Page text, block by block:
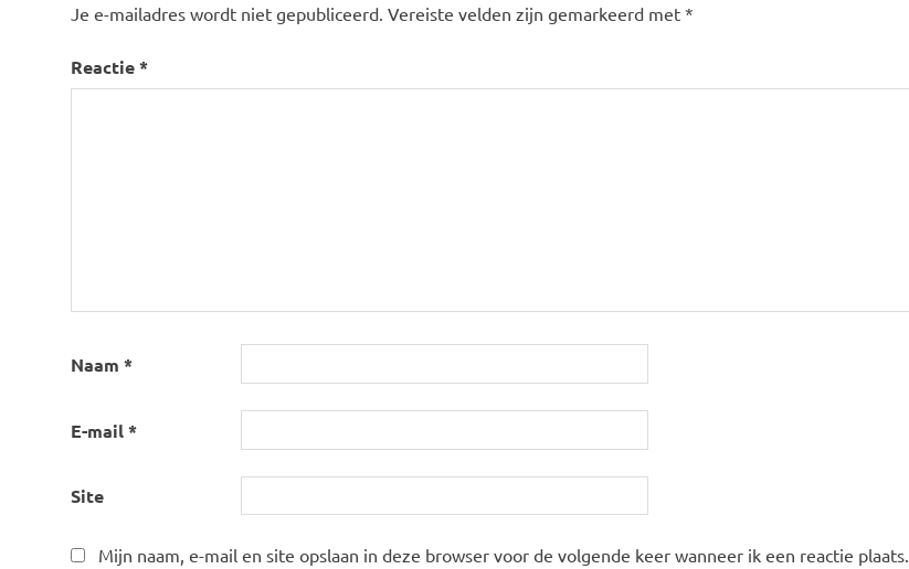
Je e-mailadres wordt niet gepubliceerd. Vereiste velden zijn gemarkeerd met *
Reactie*
Naam *
E-mail*
Site
Mijn naam, e-mail en site opslaan in deze browser voor de volgende keer wanneer ik een reactie plaats.